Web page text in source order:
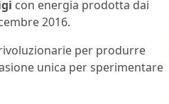
con energia prodotta dai
2016.
per produrre
unica per sperimentare